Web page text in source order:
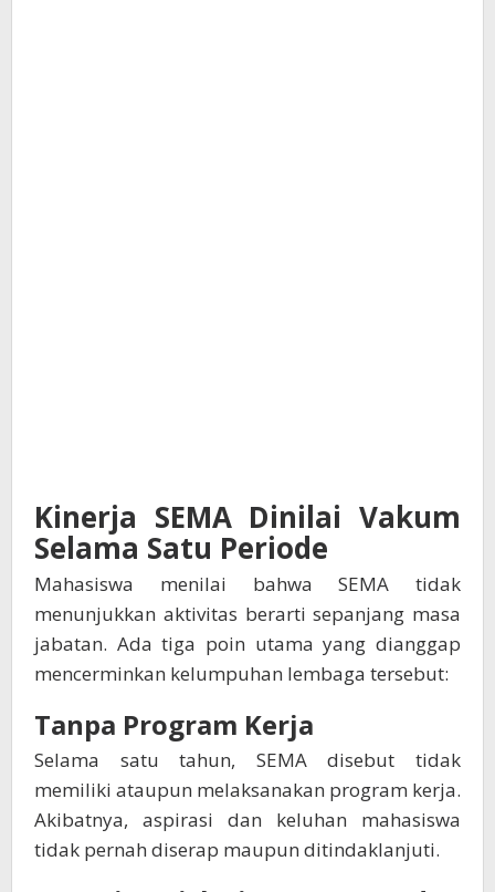
Kinerja SEMA Dinilai Vakum
Selama Satu Periode
Mahasiswa menilai bahwa SEMA tidak
menunjukkan aktivitas berarti sepanjang masa
jabatan. Ada tiga poin utama yang dianggap
mencerminkan kelumpuhan lembaga tersebut:
Tanpa Program Kerja
Selama satu tahun, SEMA disebut tidak
memiliki ataupun melaksanakan program kerja.
Akibatnya, aspirasi dan keluhan mahasiswa
tidak pernah diserap maupun ditindaklanjuti.